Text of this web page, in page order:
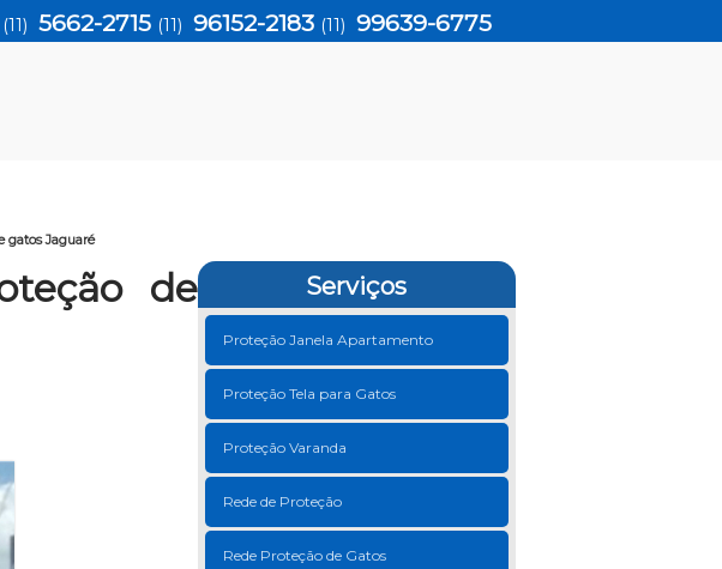
(11) 5662-2715 (11) 96152-2183 (11) 99639-6775
gatos Jaguaré
Serviços
Proteção Janela Apartamento
Proteção Tela para Gatos
Proteção Varanda
Rede de Proteção
Rede Proteção de Gatos
de